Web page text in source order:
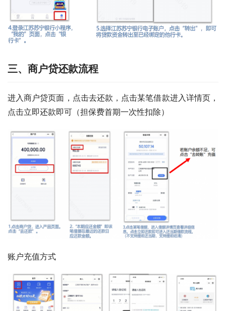
三、商户贷还款流程
进入商户贷页面，点击去还款，点击某笔借款进入详情页，
点击立即还款即可（担保费首期一次性扣除）
账户充值方式